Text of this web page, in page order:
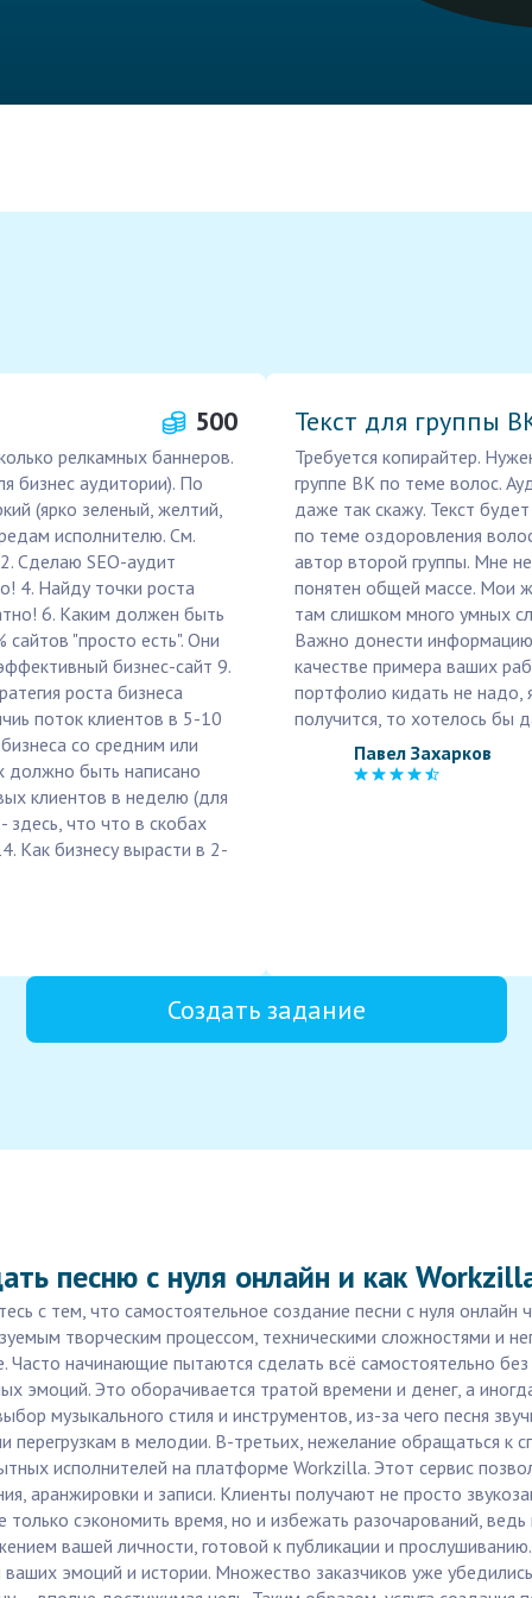
500
релкамных баннеров.
бизнес аудитории). По
(ярко зеленый, желтий,
исполнителю. См.
Сделаю SEO-аудит
4. Найду точки роста
6. Каким должен быть
"просто есть". Они
бизнес-сайт 9.
роста бизнеса
поток клиентов в 5-10
со средним или
должно быть написано
клиентов в неделю (для
здесь, что что в скобах
Как бизнесу вырасти в 2-
Текст для группы
Требуется копирайтер.
группе ВК по теме волос.
даже так скажу. Текст
по теме оздоровления
автор второй группы. Мне
понятен общей массе. Мои
там слишком много умных
Важно донести информацию
качестве примера ваших
портфолио кидать не надо,
получится, то хотелось бы
Павел Захарков
Создать задание
песню с нуля онлайн и как
с тем, что самостоятельное создание песни с нуля
творческим процессом, техническими сложностями и
Часто начинающие пытаются сделать всё самостоятельно
эмоций. Это оборачивается тратой времени и денег, а
музыкального стиля и инструментов, из-за чего песня
в мелодии. В-третьих, нежелание обращаться к
исполнителей на платформе Workzilla. Этот сервис
аранжировки и записи. Клиенты получают не просто
сэкономить время, но и избежать разочарований,
вашей личности, готовой к публикации и
эмоций и истории. Множество заказчиков уже